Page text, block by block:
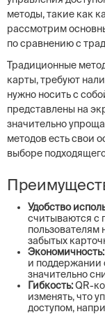
методы, такие как
рассмотрим
по сравнению с
Традиционные
карты, требуют
нужно носить с
представлены на
значительно
методов есть свои
выборе
Удобство
считываются с
пользователям
забытых
Экономичность:
и поддержании
значительно
Гибкость:QR-
изменять, что
доступом,